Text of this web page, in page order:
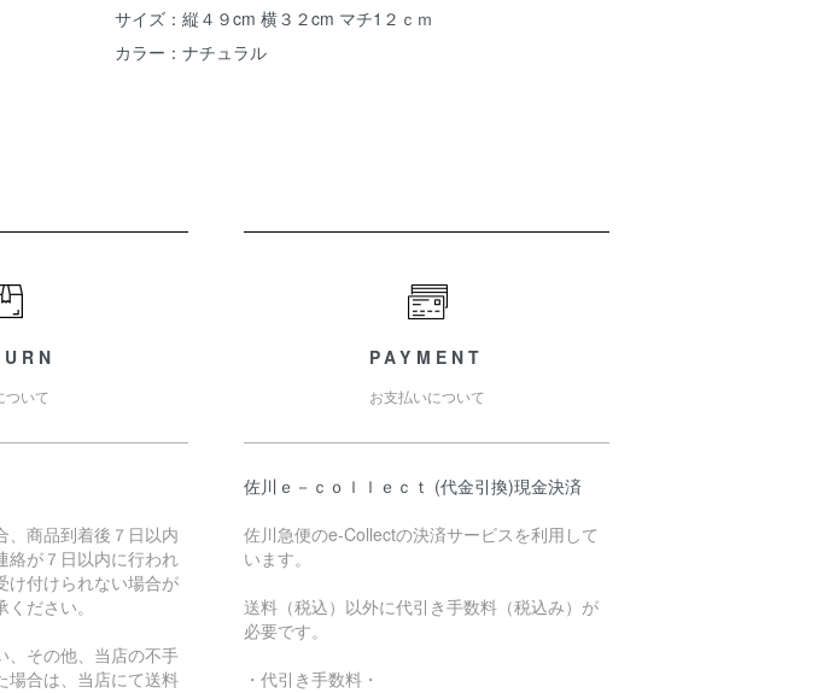
サイズ：縦４９cm 横３２cm マチ1２ｃｍ
カラー：ナチュラル
ついて
、商品到着後７日以内
絡が７日以内に行われ
け付けられない場合が
ださい。
、その他、当店の不手
場合は、当店にて送料
PAYMENT
お支払いについて
佐川ｅ－ｃｏｌｌｅｃｔ (代金引換)現金決済
佐川急便のe-Collectの決済サービスを利用して
います。
送料（税込）以外に代引き手数料（税込み）が
必要です。
・代引き手数料・